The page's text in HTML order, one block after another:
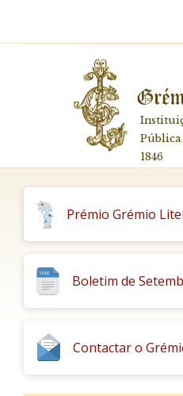
1846
Prémio Grémio
Boletim de
Contactar o